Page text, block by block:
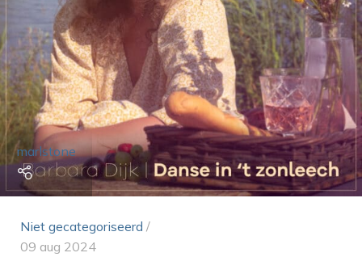
marlstone
Niet gecategoriseerd
09 aug 2024